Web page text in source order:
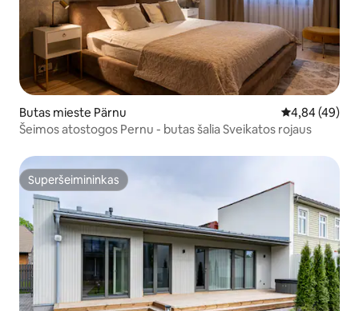
Butas mieste Pärnu Vidutinis
4,84 (49)
Šeimos atostogos Pernu - butas šalia Sveikatos rojaus
Superšeimininkas
Superšeimininkas